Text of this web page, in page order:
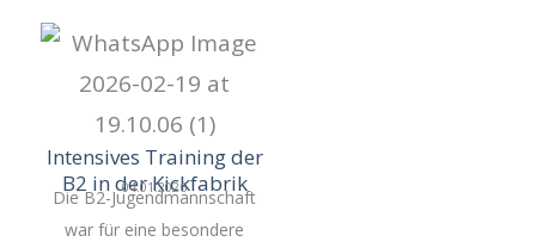
Intensives Training der
B2 in der Kickfabrik
04.01.2026
Die B2-Jugendmannschaft
war für eine besondere